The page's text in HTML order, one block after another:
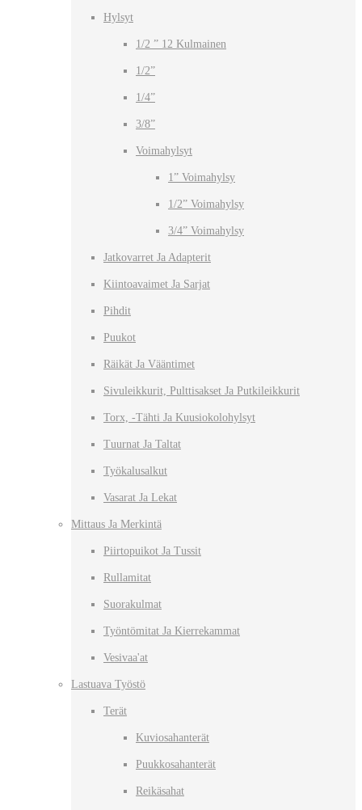
Hylsyt
1/2 ” 12 Kulmainen
1/2”
1/4”
3/8”
Voimahylsyt
1” Voimahylsy
1/2” Voimahylsy
3/4” Voimahylsy
Jatkovarret Ja Adapterit
Kiintoavaimet Ja Sarjat
Pihdit
Puukot
Räikät Ja Vääntimet
Sivuleikkurit, Pulttisakset Ja Putkileikkurit
Torx, -tähti Ja Kuusiokolohylsyt
Tuurnat Ja Taltat
Työkalusalkut
Vasarat Ja Lekat
Mittaus Ja Merkintä
Piirtopuikot Ja Tussit
Rullamitat
Suorakulmat
Työntömitat Ja Kierrekammat
Vesivaa'at
Lastuava Työstö
Terät
Kuviosahanterät
Puukkosahanterät
Reikäsahat